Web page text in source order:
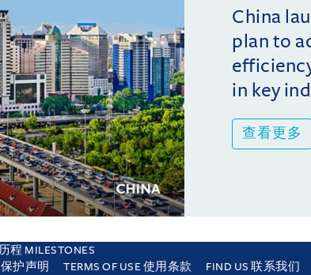
China
plan to
in key
查看更多
程 MILESTONES
保护声明
TERMS OF USE 使用条款 FIND US 联系我们